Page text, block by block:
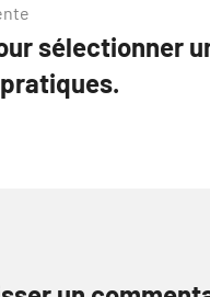
sélectionner